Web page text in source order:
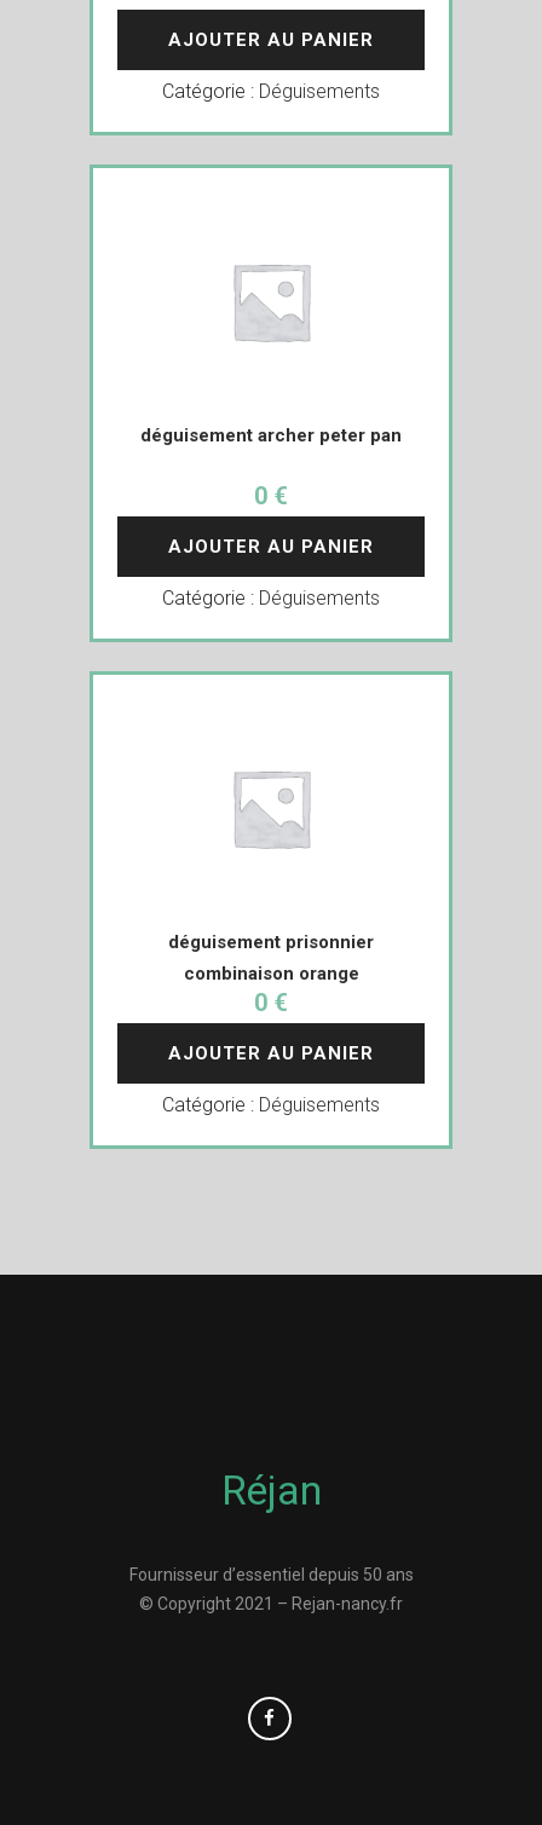
AJOUTER AU PANIER
Catégorie : Déguisements
déguisement archer peter pan
0 €
AJOUTER AU PANIER
Catégorie : Déguisements
déguisement prisonnier
combinaison orange
0 €
AJOUTER AU PANIER
Catégorie : Déguisements
Réjan
Fournisseur d’essentiel depuis 50 ans
© Copyright 2021 – Rejan-nancy.fr